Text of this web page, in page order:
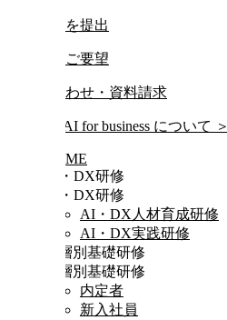
レポートを提出
研修動画ご要望
お問い合わせ・資料請求
について ＞
HOME
AI・DX研修
AI・DX研修
AI・DX人材育成研修
AI・DX実践研修
階層別基礎研修
階層別基礎研修
内定者
新入社員